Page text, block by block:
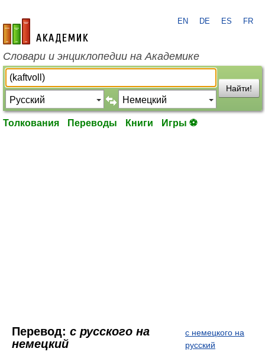
academic.ru
EN DE ES FR
Словари и энциклопедии на Академике
Найти!
Толкования Переводы Книги Игры ⚽
Перевод: с русского на
немецкий
с немецкого на
русский